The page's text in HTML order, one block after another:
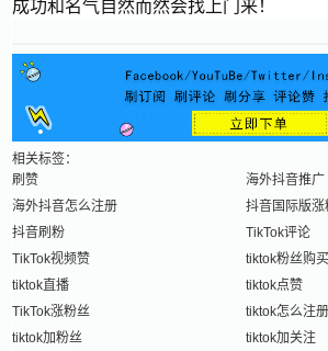
成功和名气自然而然会找上门来！
相关标签：
刷赞
海外抖音推广
海外抖音怎么注册
抖音国际版涨
抖音刷粉
TikTok评论
TikTok视频赞
tiktok粉丝购买
tiktok直播
tiktok点赞
TikTok涨粉丝
tiktok怎么注册
tiktok加粉丝
tiktok加关注